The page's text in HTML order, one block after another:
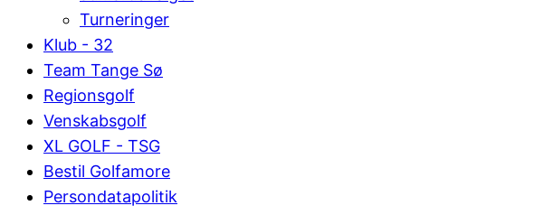
Turneringer
Klub - 32
Team Tange Sø
Regionsgolf
Venskabsgolf
XL GOLF - TSG
Bestil Golfamore
Persondatapolitik